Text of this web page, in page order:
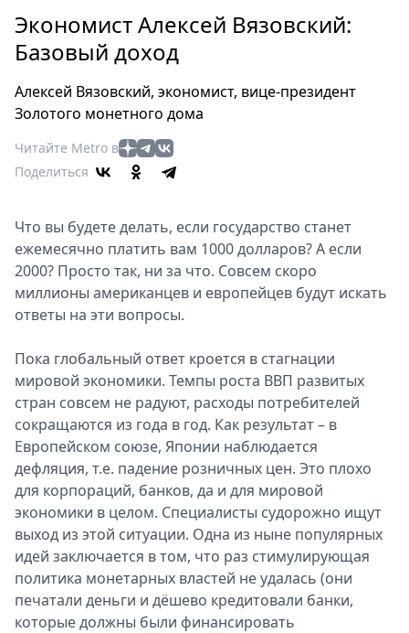
Россия
Мир
Еда
Мода
Театр
Афиша
Книги
Выставки
Пресс-
О
Metro
Стримы
Спецпроекты
Звезды
Выборы
2026
Скачай
Metro
Экономист Алексей Вязовский:
Базовый доход
Алексей Вязовский, экономист, вице-президент
Золотого монетного дома
Читайте Metro в
Поделиться
Что вы будете делать, если государство станет
ежемесячно платить вам 1000 долларов? А если
2000? Просто так, ни за что. Совсем скоро
миллионы американцев и европейцев будут искать
ответы на эти вопросы.
Пока глобальный ответ кроется в стагнации
мировой экономики. Темпы роста ВВП развитых
стран совсем не радуют, расходы потребителей
сокращаются из года в год. Как результат – в
Европейском союзе, Японии наблюдается
дефляция, т.е. падение розничных цен. Это плохо
для корпораций, банков, да и для мировой
экономики в целом. Специалисты судорожно ищут
выход из этой ситуации. Одна из ныне популярных
идей заключается в том, что раз стимулирующая
политика монетарных властей не удалась (они
печатали деньги и дёшево кредитовали банки,
которые должны были финансировать